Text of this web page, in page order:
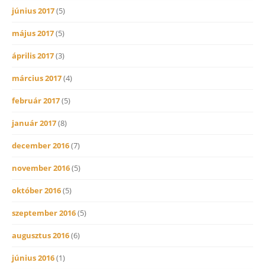
június 2017(5)
május 2017(5)
április 2017(3)
március 2017(4)
február 2017(5)
január 2017(8)
december 2016(7)
november 2016(5)
október 2016(5)
szeptember 2016(5)
augusztus 2016(6)
június 2016(1)